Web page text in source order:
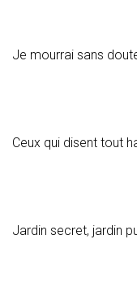
Je mourrai sans
Ceux qui disent tout
Jardin secret, jardin